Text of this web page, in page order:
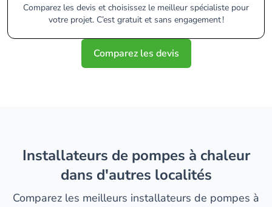
Comparez les devis et choisissez le meilleur spécialiste pour
votre projet. C’est gratuit et sans engagement !
Comparez les devis
installateurs de pompes à chaleur
dans d'autres localités
Comparez les meilleurs installateurs de pompes à